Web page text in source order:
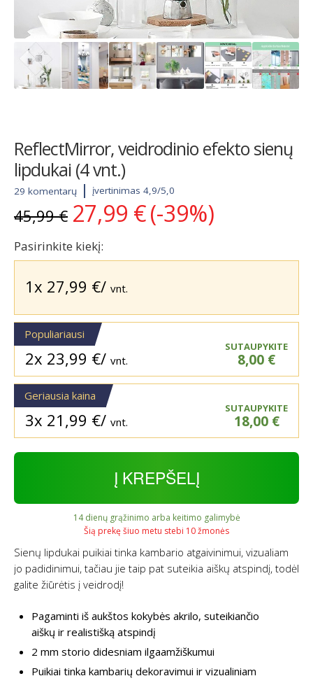
ReflectMirror, veidrodinio efekto sienų
lipdukai (4 vnt.)
29 komentarų įvertinimas 4,9/5,0
45,99€ Original
price
was:
45,99 €.
27,99 € Current
price
27,99 €.
(-39%)
Pasirinkite kiekį:
1x 27,99 €/ vnt.
Populiariausi
2x 23,99 €/ vnt.
SUTAUPYKITE
8,00 €
Geriausia kaina
3x 21,99 €/ vnt.
SUTAUPYKITE
18,00 €
Į KREPŠELĮ
14 dienų grąžinimo arba keitimo galimybė
Šią prekę šiuo metu stebi 10 žmonės
Sienų lipdukai puikiai tinka kambario atgaivinimui, vizualiam
jo padidinimui, tačiau jie taip pat suteikia aiškų atspindį, todėl
galite žiūrėtis į veidrodį!
Pagaminti iš aukštos kokybės akrilo, suteikiančio
aiškų ir realistišką atspindį
2 mm storio didesniam ilgaamžiškumui
Puikiai tinka kambarių dekoravimui ir vizualiniam